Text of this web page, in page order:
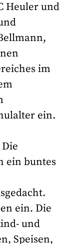
Heuler und
im
ein.
ein buntes
ein. Die
und
Speisen,